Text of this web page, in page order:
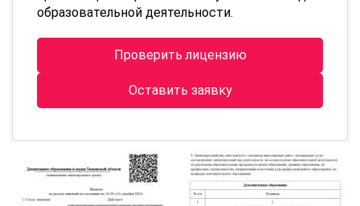
образовательной деятельности.
Проверить лицензию
Оставить заявку